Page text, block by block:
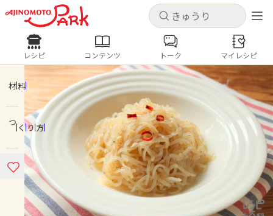
キャンセル
ログインするとレシピを保存できます
ログイン
ホーム
コンテンツ
レシピ
キャンセル
レシピ コンテンツ
人気の食材・レシピ
なす トマト
とうもろこし
ピーマン
みょうが ゴーヤ
レシピ コンテンツ トーク マイレシピ
材料
つくり方